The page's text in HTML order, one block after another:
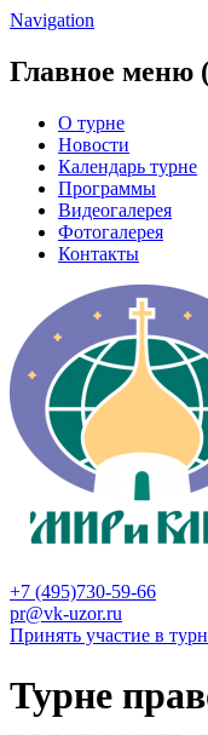
Navigation
Главное меню
О турне
Новости
Календарь турне
Программы
Видеогалерея
Фотогалерея
Контакты
+7 (495)730-59-66
pr@vk-uzor.ru
Принять участие в
Турне